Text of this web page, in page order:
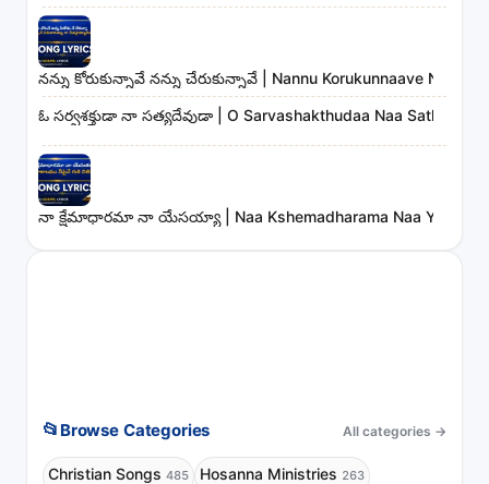
నన్ను కోరుకున్నావే నన్ను చేరుకున్నావే | Nannu Korukunnaave Nannu
ఓ సర్వశక్తుడా నా సత్యదేవుడా | O Sarvashakthudaa Naa
నా క్షేమాధారమా నా యేసయ్యా | Naa Kshemadharama Naa Yesayya
📂 Browse Categories All categories →
Christian Songs 485 Hosanna Ministries 263